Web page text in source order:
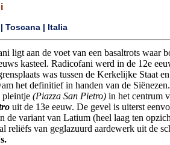
Toscana | Italia
ligt aan de voet van een basaltrots waar
kasteel. Radicofani werd in de 12e
was tussen de Kerkelijke Staat
het definitief in handen van de Siënezen.
pleintje (Piazza San Pietro) in het centrum
uit de 13e eeuw. De gevel is uiterst
de variant van Latium (heel laag ten
reliëfs van geglazuurd aardewerk uit de